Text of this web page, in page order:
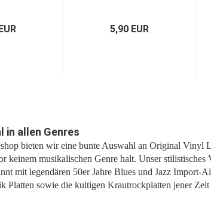
5,90 EUR
in allen Genres
bieten wir eine bunte Auswahl an Original Vinyl
keinem musikalischen Genre halt. Unser stilistisches
mit legendären 50er Jahre Blues und Jazz
Platten sowie die kultigen Krautrockplatten jener